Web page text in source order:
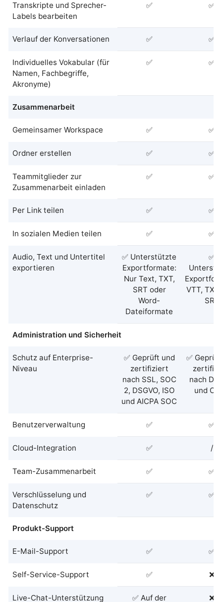
Transkripte und Sprecher-
Labels bearbeiten
✅ ✅
Verlauf der Konversationen ✅ ✅
Individuelles Vokabular (für
Namen, Fachbegriffe,
Akronyme)
✅ ✅
Zusammenarbeit
Gemeinsamer Workspace ✅ ✅
Ordner erstellen ✅ ✅
Teammitglieder zur
Zusammenarbeit einladen
✅ ✅
Per Link teilen ✅ ✅
In sozialen Medien teilen ✅ ✅
Audio, Text und Untertitel
exportieren
✅ Unterstützte
Exportformate:
Nur Text, TXT,
SRT oder
Word-
Dateiformate
✅
VTT, TXT
SRT
Administration und Sicherheit
Schutz auf Enterprise-
Niveau
✅ Geprüft und
zertifiziert
nach SSL, SOC
2, DSGVO, ISO
und AICPA SOC
✅
nach
und
Benutzerverwaltung ✅ ✅
Cloud-Integration ✅ /
Team-Zusammenarbeit ✅ ✅
Verschlüsselung und
Datenschutz
✅ ✅
Produkt-Support
E-Mail-Support ✅ ✅
Self-Service-Support ✅ ❌
Live-Chat-Unterstützung
✅ Auf der
❌